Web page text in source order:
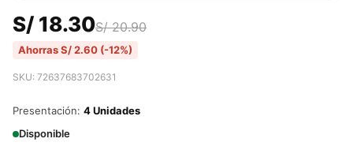
S/ 18.30S/20.90
AhorrasS/2.60 (-12%)
SKU: 72637683702631
Presentación: 4 Unidades
Disponible